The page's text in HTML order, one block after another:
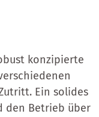
konzipierte
Ein solides
den Betrieb über